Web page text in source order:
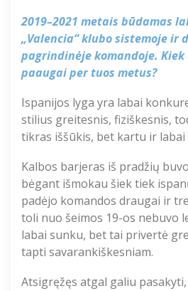
2019–2021 metais būdamas
„Valencia“ klubo sistemoje ir
pagrindinėje komandoje. Kiek
paaugai per tuos metus?
Ispanijos lyga yra labai
stilius greitesnis, fiziškesnis,
tikras iššūkis, bet kartu ir
Kalbos barjeras iš pradžių
bėgant išmokau šiek tiek
padėjo komandos draugai ir
toli nuo šeimos 19-os nebuvo
labai sunku, bet tai privertė
tapti savarankiškesniam.
Atsigręžęs atgal galiu